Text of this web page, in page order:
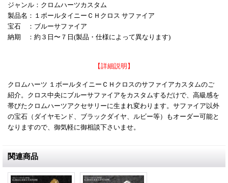
ジャンル：クロムハーツカスタム
製品名：１ボールタイニーＣＨクロス サファイア
宝石 ：ブルーサファイア
納期 ：約３日〜７日(製品・仕様によって異なります)
【詳細説明】
クロムハーツ １ボールタイニーＣＨクロスのサファイアカスタムのご
紹介。クロス中央にブルーサファイアをカスタムするだけで、高級感を
帯びたクロムハーツアクセサリーに生まれ変わります。サファイア以外
の宝石（ダイヤモンド、ブラックダイヤ、ルビー等）もオーダー可能と
なりますので、御気軽に御相談下さいませ。
関連商品